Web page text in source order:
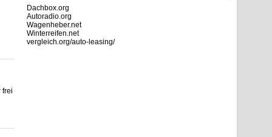
frei
Dachbox.org
Autoradio.org
Wagenheber.net
Winterreifen.net
vergleich.org/auto-leasing/